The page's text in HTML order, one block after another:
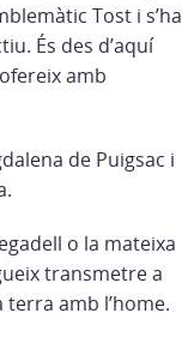
Tost i s’ha
És des d’aquí
amb
de Puigsac i
o la mateixa
transmetre a
amb l’home.